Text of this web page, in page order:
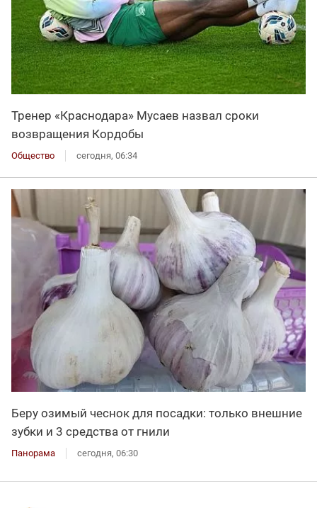
Тренер «Краснодара» Мусаев назвал сроки
возвращения Кордобы
Общество сегодня, 06:34
Беру озимый чеснок для посадки: только внешние
зубки и 3 средства от гнили
Панорама сегодня, 06:30